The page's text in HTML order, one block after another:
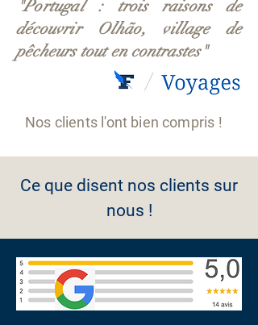
"Portugal : trois raisons de
découvrir Olhão, village de
pêcheurs tout en contrastes"
Nos clients l'ont bien compris !
Ce que disent nos clients sur
nous !